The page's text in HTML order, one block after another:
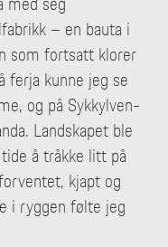
– en bauta i
som fortsatt klorer
ferja kunne jeg se
og på Sykkylven-
Landskapet ble
å tråkke litt på
kjapt og
i ryggen følte jeg